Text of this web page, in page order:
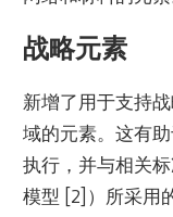
战略元素
新增了用于支持
域的元素。这有
执行，并与相关
模型 [2]）所采用